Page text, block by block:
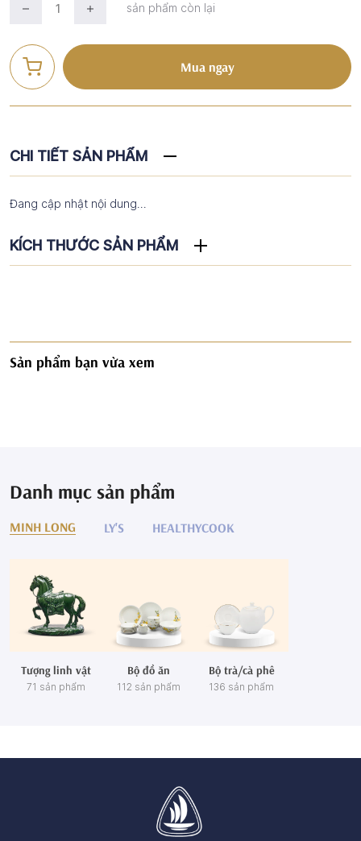
sản phẩm còn lại
Mua ngay
CHI TIẾT SẢN PHẨM
Đang cập nhật nội dung...
KÍCH THƯỚC SẢN PHẨM
Sản phẩm bạn vừa xem
Danh mục sản phẩm
MINH LONG LY'S HEALTHYCOOK
Tượng linh vật
71 sản phẩm
Bộ đồ ăn
112 sản phẩm
Bộ trà/cà phê
136 sản phẩm